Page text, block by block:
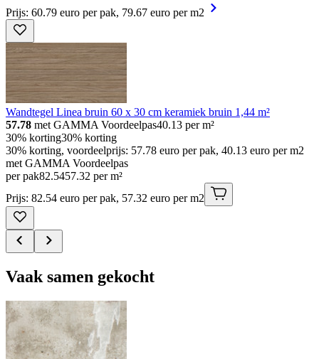
Prijs: 60.79 euro per pak, 79.67 euro per m2
Wandtegel Linea bruin 60 x 30 cm keramiek bruin 1,44 m²
57.78 met GAMMA Voordeelpas40.13 per m²
30% korting30% korting
30% korting, voordeelprijs: 57.78 euro per pak, 40.13 euro per m2
met GAMMA Voordeelpas
per pak82.5457.32 per m²
Prijs: 82.54 euro per pak, 57.32 euro per m2
Vaak samen gekocht